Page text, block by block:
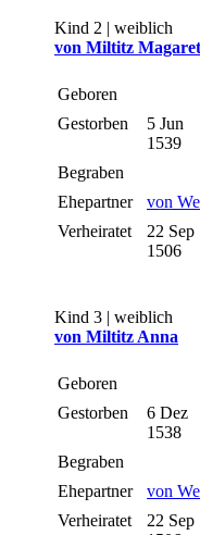
Kind 2 | weiblich
von Miltitz
Geboren
Gestorben
5 Jun
1539
Begraben
Ehepartner
von
Verheiratet
22 Sep
1506
Kind 3 | weiblich
von Miltitz Anna
Geboren
Gestorben
6 Dez
1538
Begraben
Ehepartner
von
Verheiratet
22 Sep